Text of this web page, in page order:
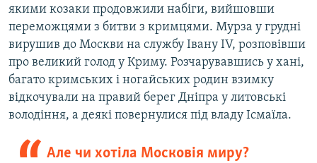
якими козаки продовжили набіги, вийшовши
переможцями з битви з кримцями. Мурза у грудні
вирушив до Москви на службу Івану IV, розповівши
про великий голод у Криму. Розчарувавшись у хані,
багато кримських і ногайських родин взимку
відкочували на правий берег Дніпра у литовські
володіння, а деякі повернулися під владу Ісмаїла.
Але чи хотіла Московія миру?